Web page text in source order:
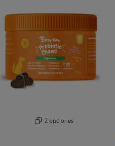
2 opciones